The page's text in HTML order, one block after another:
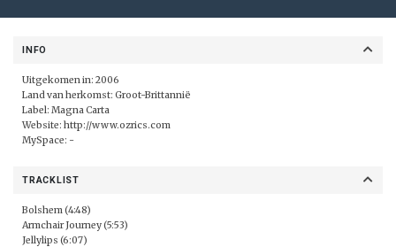
INFO
Uitgekomen in: 2006
Land van herkomst: Groot-Brittannië
Label: Magna Carta
Website: http://www.ozrics.com
MySpace: -
TRACKLIST
Bolshem (4:48)
Armchair Journey (5:53)
Jellylips (6:07)